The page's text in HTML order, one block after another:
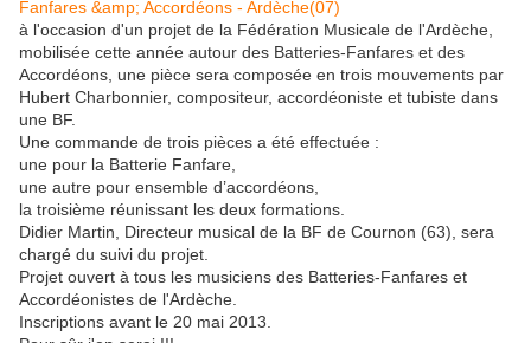
à l'occasion d'un projet de la Fédération Musicale de l'Ardèche,
mobilisée cette année autour des Batteries-Fanfares et des
Accordéons, une pièce sera composée en trois mouvements par
Hubert Charbonnier, compositeur, accordéoniste et tubiste dans
une BF.
Une commande de trois pièces a été effectuée :
une pour la Batterie Fanfare,
une autre pour ensemble d’accordéons,
la troisième réunissant les deux formations.
Didier Martin, Directeur musical de la BF de Cournon (63), sera
chargé du suivi du projet.
Projet ouvert à tous les musiciens des Batteries-Fanfares et
Accordéonistes de l'Ardèche.
Inscriptions avant le 20 mai 2013.